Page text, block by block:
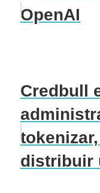
OpenAI
Credbull
distribuir